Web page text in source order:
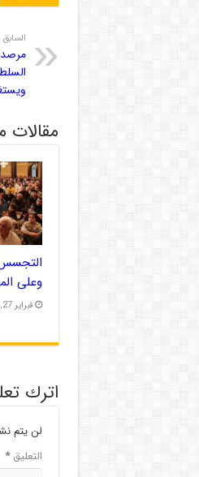
السابق
مرصد
مقالات
وعلى
فبراير 27, 2023
اترك
لن يتم
التعليق*